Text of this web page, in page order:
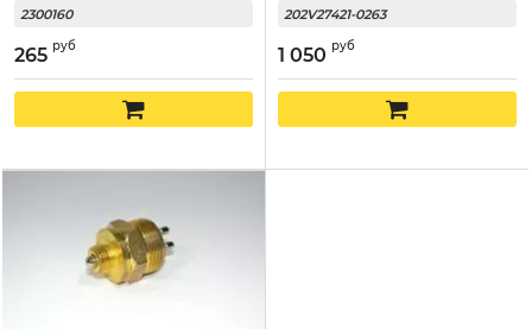
2300160
265 руб
202V27421-0263
1 050 руб